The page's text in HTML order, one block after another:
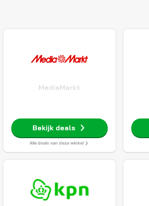
MediaMarkt
Bekijk deals
Alle deals van deze winkel